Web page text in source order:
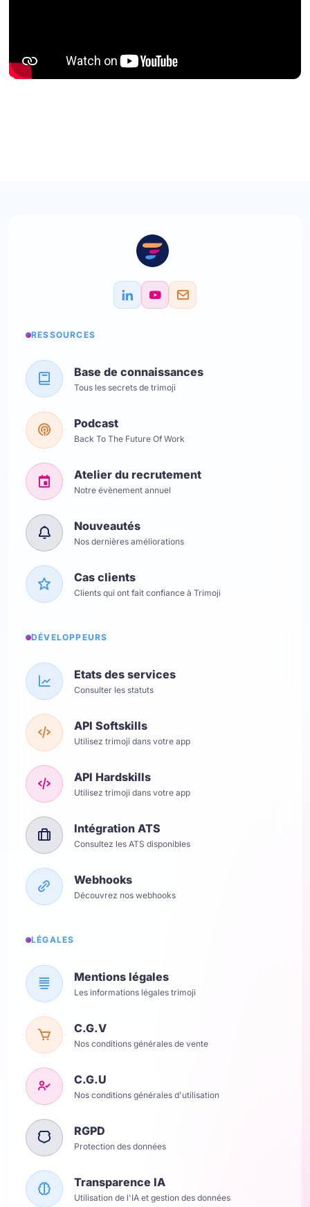
RESSOURCES
Base de connaissances
Tous les secrets de trimoji
Podcast
Back To The Future Of Work
Atelier du recrutement
Notre évènement annuel
Nouveautés
Nos dernières améliorations
Cas clients
Clients qui ont fait confiance à Trimoji
DÉVELOPPEURS
Etats des services
Consulter les statuts
API Softskills
Utilisez trimoji dans votre app
API Hardskills
Utilisez trimoji dans votre app
Intégration ATS
Consultez les ATS disponibles
Webhooks
Découvrez nos webhooks
LÉGALES
Mentions légales
Les informations légales trimoji
C.G.V
Nos conditions générales de vente
C.G.U
Nos conditions générales d'utilisation
RGPD
Protection des données
Transparence IA
Utilisation de l'IA et gestion des données